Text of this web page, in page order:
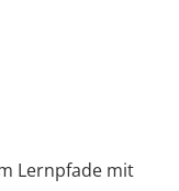
Lernpfade mit